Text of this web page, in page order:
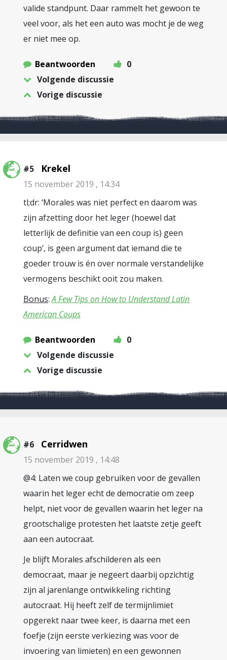
valide standpunt. Daar rammelt het gewoon te
veel voor, als het een auto was mocht je de weg
er niet mee op.
Beantwoorden
0
Volgende discussie
Vorige discussie
#5 Krekel
15 november 2019 , 14:34
tl;dr: ‘Morales was niet perfect en daarom was
zijn afzetting door het leger (hoewel dat
letterlijk de definitie van een coup is) geen
coup’, is geen argument dat iemand die te
goeder trouw is én over normale verstandelijke
vermogens beschikt ooit zou maken.
Bonus:A Few Tips on How to Understand Latin
American Coups
Beantwoorden
0
Volgende discussie
Vorige discussie
#6 Cerridwen
15 november 2019 , 14:48
@4: Laten we coup gebruiken voor de gevallen
waarin het leger echt de democratie om zeep
helpt, niet voor de gevallen waarin het leger na
grootschalige protesten het laatste zetje geeft
aan een autocraat.
Je blijft Morales afschilderen als een
democraat, maar je negeert daarbij opzichtig
zijn al jarenlange ontwikkeling richting
autocraat. Hij heeft zelf de termijnlimiet
opgerekt naar twee keer, is daarna met een
foefje (zijn eerste verkiezing was voor de
invoering van limieten) en een gewonnen